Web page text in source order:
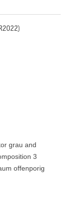
grau and
3
offenporig